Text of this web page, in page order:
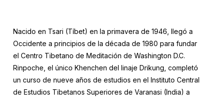
Nacido en Tsari (Tíbet) en la primavera de 1946, llegó a
Occidente a principios de la década de 1980 para fundar
el Centro Tibetano de Meditación de Washington D.C.
Rinpoche, el único Khenchen del linaje Drikung, completó
un curso de nueve años de estudios en el Instituto Central
de Estudios Tibetanos Superiores de Varanasi (India) a